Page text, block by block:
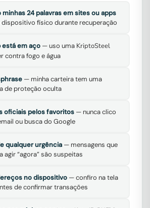
minhas 24 palavras em sites ou apps
físico durante recuperação
está em aço— uso uma KriptoSteel
contra fogo e água
— minha carteira tem uma
de proteção oculta
oficiais pelos favoritos— nunca clico
ou busca do Google
qualquer urgência— mensagens que
agir “agora” são suspeitas
no dispositivo— confiro na tela
de confirmar transações